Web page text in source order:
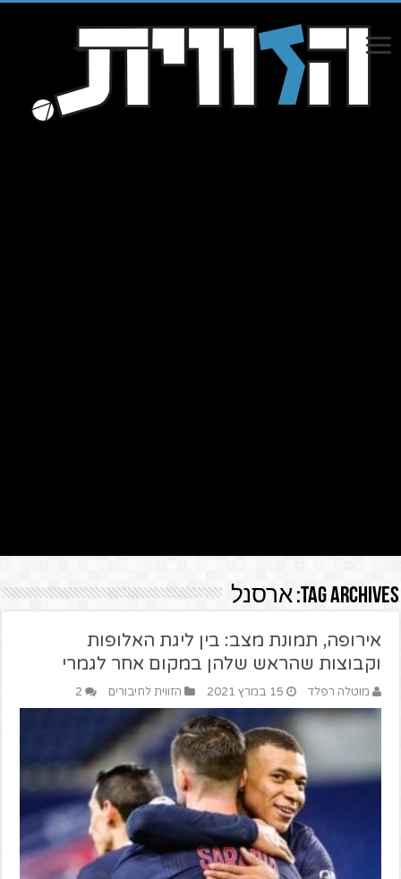
Tag Archives: ארסנל
אירופה, תמונת מצב: בין ליגת האלופות
וקבוצות שהראש שלהן במקום אחר לגמרי
מוטלה רפלד 15 במרץ 2021 הזווית לחיבורים 2